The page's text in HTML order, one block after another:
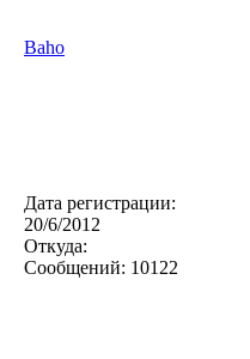
Baho
Дата регистрации:
20/6/2012
Откуда:
Сообщений: 10122